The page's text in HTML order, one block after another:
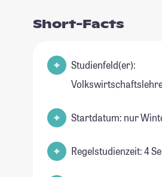
Short-Facts
Studienfeld(er):
Startdatum: nur
Regelstudienzeit: 4